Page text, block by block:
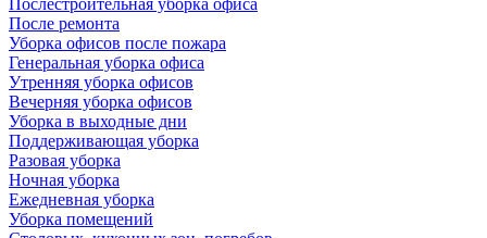
Послестроительная уборка офиса
После ремонта
Уборка офисов после пожара
Генеральная уборка офиса
Утренняя уборка офисов
Вечерняя уборка офисов
Уборка в выходные дни
Поддерживающая уборка
Разовая уборка
Ночная уборка
Ежедневная уборка
Уборка помещений